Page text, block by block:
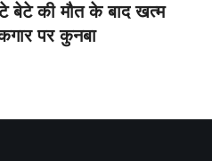
बेटे की मौत के बाद खत्म
पर कुनबा